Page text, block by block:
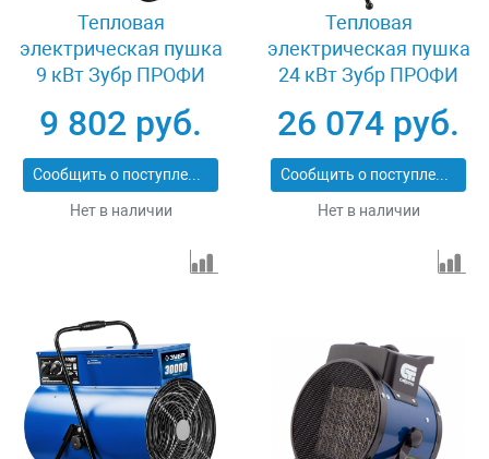
Тепловая
электрическая пушка
9 кВт Зубр ПРОФИ
9 802 руб.
Сообщить о поступлении
Нет в наличии
Тепловая
электрическая пушка
24 кВт Зубр ПРОФИ
26 074 руб.
Сообщить о поступлении
Нет в наличии